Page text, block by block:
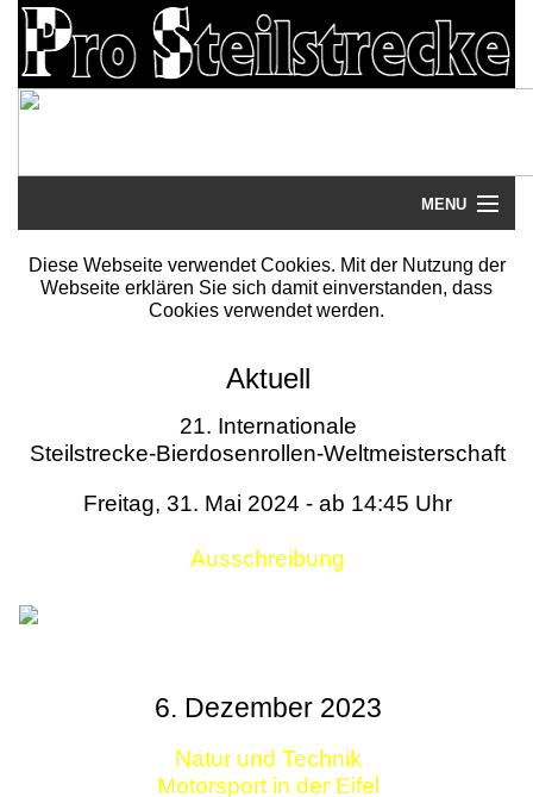
MENU
Startseite
Literatur
Termine
Diese Webseite verwendet Cookies. Mit der Nutzung der
Webseite erklären Sie sich damit einverstanden, dass
Cookies verwendet werden.
Aktuell
21. Internationale
Steilstrecke-Bierdosenrollen-Weltmeisterschaft
Freitag, 31. Mai 2024 - ab 14:45 Uhr
Ausschreibung
6. Dezember 2023
Natur und Technik
Motorsport in der Eifel